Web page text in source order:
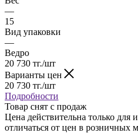
—
15
Вид упаковки
—
Ведро
20 730 тг./шт
Варианты цен
20 730 тг./шт
Подробности
Товар снят с продаж
Цена действительна только для
отличаться от цен в розничных